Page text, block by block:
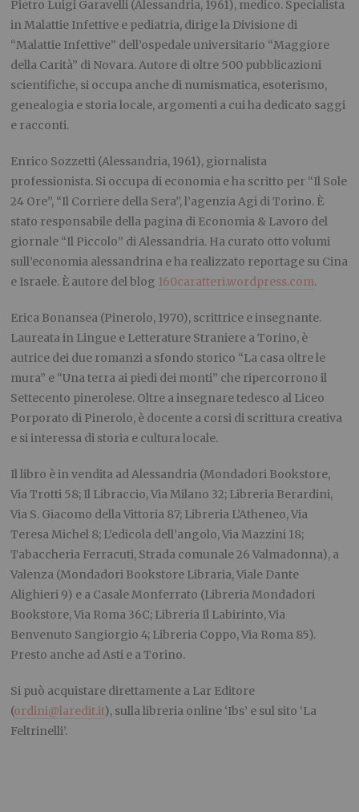
Pietro Luigi Garavelli (Alessandria, 1961), medico. Specialista
in Malattie Infettive e pediatria, dirige la Divisione di
“Malattie Infettive” dell’ospedale universitario “Maggiore
della Carità” di Novara. Autore di oltre 500 pubblicazioni
scientifiche, si occupa anche di numismatica, esoterismo,
genealogia e storia locale, argomenti a cui ha dedicato saggi
e racconti.
Enrico Sozzetti (Alessandria, 1961), giornalista
professionista. Si occupa di economia e ha scritto per “Il Sole
24 Ore”, “Il Corriere della Sera”, l’agenzia Agi di Torino. È
stato responsabile della pagina di Economia & Lavoro del
giornale “Il Piccolo” di Alessandria. Ha curato otto volumi
sull’economia alessandrina e ha realizzato reportage su Cina
e Israele. È autore del blog 160caratteri.wordpress.com.
Erica Bonansea (Pinerolo, 1970), scrittrice e insegnante.
Laureata in Lingue e Letterature Straniere a Torino, è
autrice dei due romanzi a sfondo storico “La casa oltre le
mura” e “Una terra ai piedi dei monti” che ripercorrono il
Settecento pinerolese. Oltre a insegnare tedesco al Liceo
Porporato di Pinerolo, è docente a corsi di scrittura creativa
e si interessa di storia e cultura locale.
Il libro è in vendita ad Alessandria (Mondadori Bookstore,
Via Trotti 58; Il Libraccio, Via Milano 32; Libreria Berardini,
Via S. Giacomo della Vittoria 87; Libreria L’Atheneo, Via
Teresa Michel 8; L’edicola dell’angolo, Via Mazzini 18;
Tabaccheria Ferracuti, Strada comunale 26 Valmadonna), a
Valenza (Mondadori Bookstore Libraria, Viale Dante
Alighieri 9) e a Casale Monferrato (Libreria Mondadori
Bookstore, Via Roma 36C; Libreria Il Labirinto, Via
Benvenuto Sangiorgio 4; Libreria Coppo, Via Roma 85).
Presto anche ad Asti e a Torino.
Si può acquistare direttamente a Lar Editore
(ordini@laredit.it), sulla libreria online ‘Ibs’ e sul sito ‘La
Feltrinelli’.